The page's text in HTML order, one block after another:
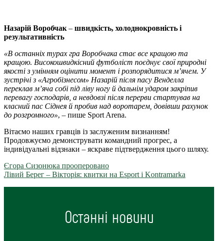
Назарій Воробчак – швидкість, холоднокровність і
результативність
«В останніх турах гра Воробчака стає все кращою та
кращою. Високошвидкісний футболіст поєднує свої природні
якості з умінням оцінити момент і розпорядитися м’ячем. У
зустрічі з «Агробізнесом» Назарій після пасу Венделла
переклав м’яча собі під ліву ногу й дальнім ударом закріпив
перевагу господарів, а невдовзі після перерви стартував на
класний пас Сіднея й пробив над воротарем, довівши рахунок
до розгромного», – пише Sport Arena.
Вітаємо наших гравців із заслуженим визнанням!
Продовжуємо демонструвати командний прогрес, а
індивідуальні відзнаки – яскраве підтвердження цього шляху.
Єгора Сизонюка прооперовано
Лівий Берег – Вікторія: квитки на Esport i Kontramarka
Останні новини